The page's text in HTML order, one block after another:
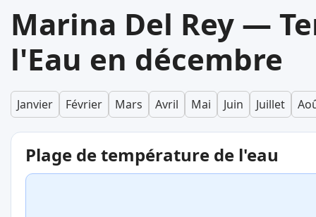
Marina Del Rey —
l'Eau en décembre
Janvier Février Mars Avril Mai Juin Juillet
Plage de température de l'eau